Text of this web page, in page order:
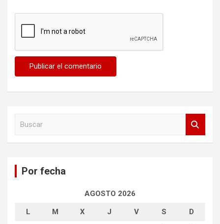
Por fecha
AGOSTO 2026
L M X J V S D